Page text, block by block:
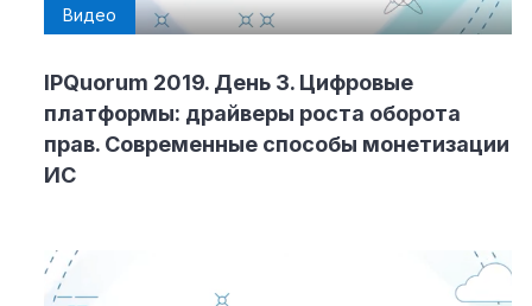
Видео
IPQuorum 2019. День 3. Цифровые
платформы: драйверы роста оборота
прав. Современные способы монетизации
ИС